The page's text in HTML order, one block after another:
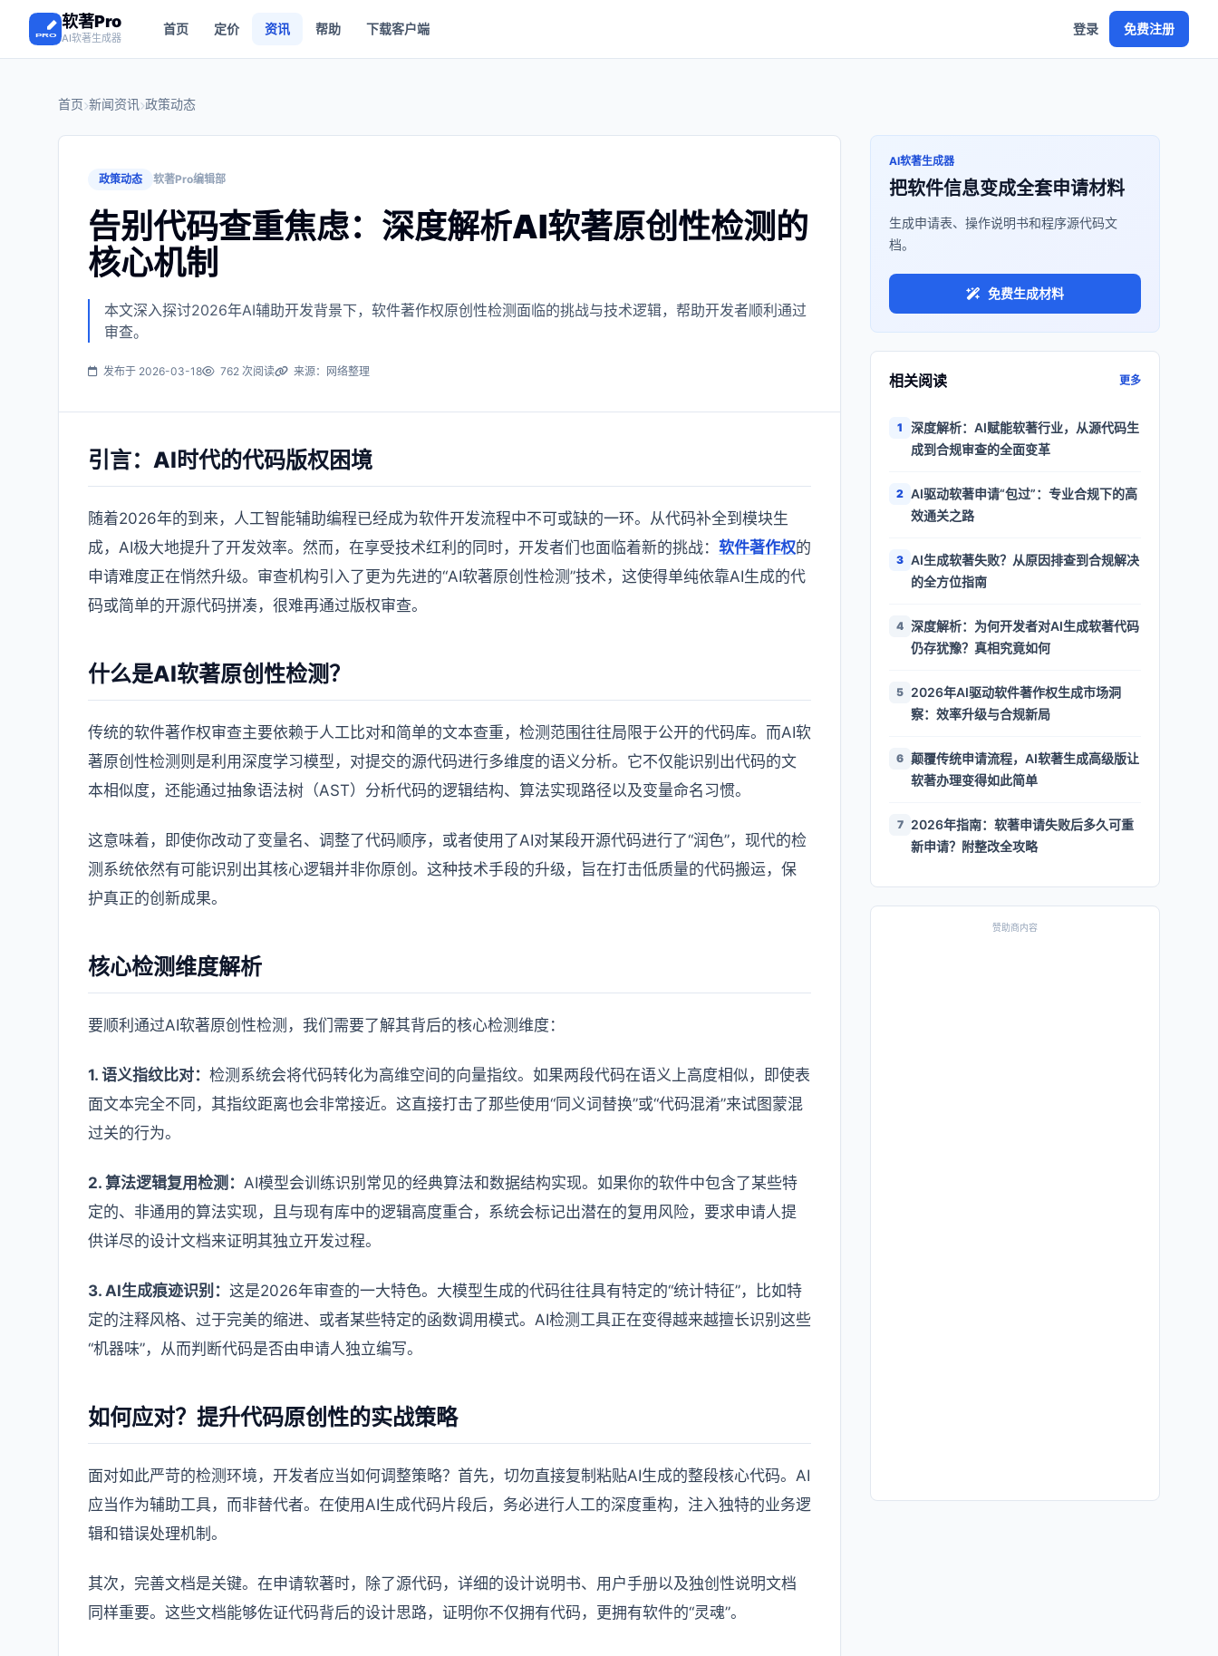
软著Pro
AI软著生成器
首页 定价 资讯 帮助 下载客户端 登录 免费注册
首页 新闻资讯 政策动态
政策动态 软著Pro编辑部
告别代码查重焦虑：深度解析AI软著原创性检测的
核心机制
本文深入探讨2026年AI辅助开发背景下，软件著作权原创性检测面临的挑战与技术逻辑，帮助开发者顺利通过
审查。
发布于 2026-03-18 762 次阅读 来源：网络整理
引言：AI时代的代码版权困境
随着2026年的到来，人工智能辅助编程已经成为软件开发流程中不可或缺的一环。从代码补全到模块生
成，AI极大地提升了开发效率。然而，在享受技术红利的同时，开发者们也面临着新的挑战： 软件著作权的
申请难度正在悄然升级。审查机构引入了更为先进的“AI软著原创性检测”技术，这使得单纯依靠AI生成的代
码或简单的开源代码拼凑，很难再通过版权审查。
什么是AI软著原创性检测？
传统的软件著作权审查主要依赖于人工比对和简单的文本查重，检测范围往往局限于公开的代码库。而AI软
著原创性检测则是利用深度学习模型，对提交的源代码进行多维度的语义分析。它不仅能识别出代码的文
本相似度，还能通过抽象语法树（AST）分析代码的逻辑结构、算法实现路径以及变量命名习惯。
这意味着，即使你改动了变量名、调整了代码顺序，或者使用了AI对某段开源代码进行了“润色”，现代的检
测系统依然有可能识别出其核心逻辑并非你原创。这种技术手段的升级，旨在打击低质量的代码搬运，保
护真正的创新成果。
核心检测维度解析
要顺利通过AI软著原创性检测，我们需要了解其背后的核心检测维度：
1. 语义指纹比对： 检测系统会将代码转化为高维空间的向量指纹。如果两段代码在语义上高度相似，即使表
面文本完全不同，其指纹距离也会非常接近。这直接打击了那些使用“同义词替换”或“代码混淆”来试图蒙混
过关的行为。
2. 算法逻辑复用检测： AI模型会训练识别常见的经典算法和数据结构实现。如果你的软件中包含了某些特
定的、非通用的算法实现，且与现有库中的逻辑高度重合，系统会标记出潜在的复用风险，要求申请人提
供详尽的设计文档来证明其独立开发过程。
3. AI生成痕迹识别： 这是2026年审查的一大特色。大模型生成的代码往往具有特定的“统计特征”，比如特
定的注释风格、过于完美的缩进、或者某些特定的函数调用模式。AI检测工具正在变得越来越擅长识别这些
“机器味”，从而判断代码是否由申请人独立编写。
如何应对？提升代码原创性的实战策略
面对如此严苛的检测环境，开发者应当如何调整策略？首先，切勿直接复制粘贴AI生成的整段核心代码。AI
应当作为辅助工具，而非替代者。在使用AI生成代码片段后，务必进行人工的深度重构，注入独特的业务逻
辑和错误处理机制。
其次，完善文档是关键。在申请软著时，除了源代码，详细的设计说明书、用户手册以及独创性说明文档
同样重要。这些文档能够佐证代码背后的设计思路，证明你不仅拥有代码，更拥有软件的“灵魂”。
AI软著生成器
把软件信息变成全套申请材料
生成申请表、操作说明书和程序源代码文
档。
免费生成材料
相关阅读 更多
1
深度解析：AI赋能软著行业，从源代码生
成到合规审查的全面变革
2 AI驱动软著申请“包过”：专业合规下的高
效通关之路
3 AI生成软著失败？从原因排查到合规解决
的全方位指南
4 深度解析：为何开发者对AI生成软著代码
仍存犹豫？真相究竟如何
5 2026年AI驱动软件著作权生成市场洞
察：效率升级与合规新局
6 颠覆传统申请流程，AI软著生成高级版让
软著办理变得如此简单
7
2026年指南：软著申请失败后多久可重
新申请？附整改全攻略
赞助商内容